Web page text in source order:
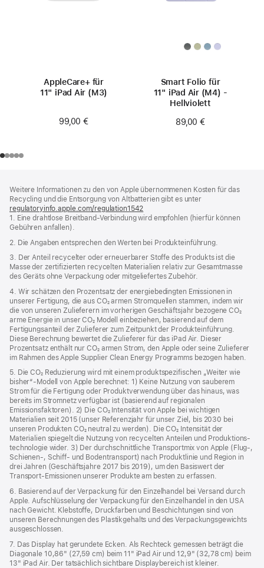
AppleCare+ für
11" iPad Air (M3)
99,00 €
Smart Folio für
11" iPad Air (M4) -
Hellviolett
89,00 €
Weitere Informationen zu den von Apple übernommenen Kosten für das
Recycling und die Entsorgung von Altbatterien gibt es unter
regulatoryinfo.apple.com/regulation1542
ein
1. Eine drahtlose Breitband-Verbindung wird empfohlen (hierfür können
Gebühren anfallen).
2. Die Angaben entsprechen den Werten bei Produkteinführung.
3. Der Anteil recycelter oder erneuerbarer Stoffe des Produkts ist die
Masse der zertifizierten recycelten Materialien relativ zur Gesamtmasse
des Geräts ohne Verpackung oder mitgeliefertes Zubehör.
4. Wir schätzen den Prozentsatz der energiebedingten Emissionen in
unserer Fertigung, die aus CO₂ armen Stromquellen stammen, indem wir
die von unseren Zulieferern im vorherigen Geschäftsjahr bezogene CO₂
arme Energie in unser CO₂ Modell einbeziehen, basierend auf dem
Fertigungsanteil der Zulieferer zum Zeitpunkt der Produkt­einführung.
Diese Berechnung bewertet die Zulieferer für das iPad Air. Dieser
Prozentsatz enthält nur CO₂ armen Strom, den Apple oder seine Zulieferer
im Rahmen des Apple Supplier Clean Energy Programms bezogen haben.
5. Die CO₂ Reduzierung wird mit einem produktspezifischen „Weiter wie
bisher“-Modell von Apple berechnet: 1) Keine Nutzung von sauberem
Strom für die Fertigung oder Produktverwendung über das hinaus, was
bereits im Stromnetz verfügbar ist (basierend auf regionalen
Emissionsfaktoren). 2) Die CO₂ Intensität von Apple bei wichtigen
Materialien seit 2015 (unser Referenzjahr für unser Ziel, bis 2030 bei
unseren Produkten CO₂ neutral zu werden). Die CO₂ Intensität der
Materialien spiegelt die Nutzung von recycelten Anteilen und Produktions­
technologie wider. 3) Der durchschnittliche Transportmix von Apple (Flug‑,
Schienen‑, Schiff‑ und Bodentransport) nach Produktlinie und Region in
drei Jahren (Geschäftsjahre 2017 bis 2019), um den Basiswert der
Transport-Emissionen unserer Produkte am besten zu erfassen.
6. Basierend auf der Verpackung für den Einzelhandel bei Versand durch
Apple. Aufschlüsselung der Verpackung für den Einzelhandel in den USA
nach Gewicht. Klebstoffe, Druckfarben und Beschichtungen sind von
unseren Berechnungen des Plastikgehalts und des Verpackungs­gewichts
ausgeschlossen.
7. Das Display hat gerundete Ecken. Als Rechteck gemessen beträgt die
Diagonale 10,86" (27,59 cm) beim 11" iPad Air und 12,9" (32,78 cm) beim
13" iPad Air. Der tatsächlich sichtbare Displaybereich ist kleiner.